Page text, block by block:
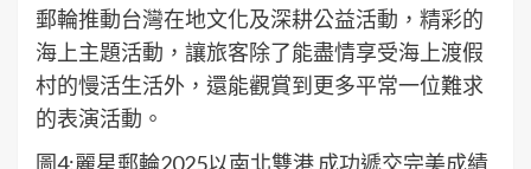
郵輪推動台灣在地文化及深耕公益活動，精彩的
海上主題活動，讓旅客除了能盡情享受海上渡假
村的慢活生活外，還能觀賞到更多平常一位難求
的表演活動。
圖4:麗星郵輪2025以南北雙港 成功遞交完美成績